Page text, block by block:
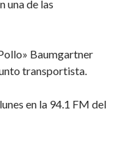
una de las
Baumgartner
transportista.
en la 94.1 FM del